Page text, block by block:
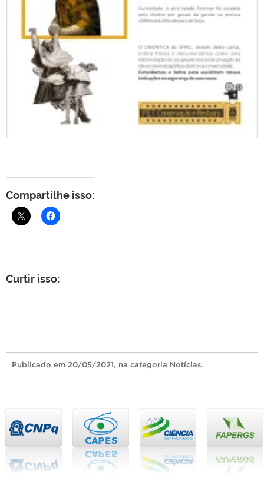
Compartilhe isso:
Curtir isso:
Publicado em 20/05/2021, na categoria Notícias.